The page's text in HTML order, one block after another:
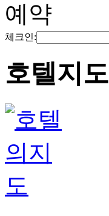
예약
체크인:
호텔지도